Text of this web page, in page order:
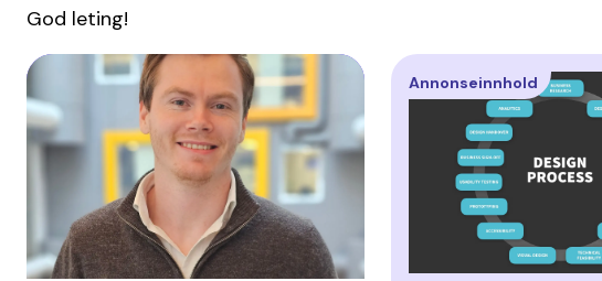
God leting!
Annonseinnhold